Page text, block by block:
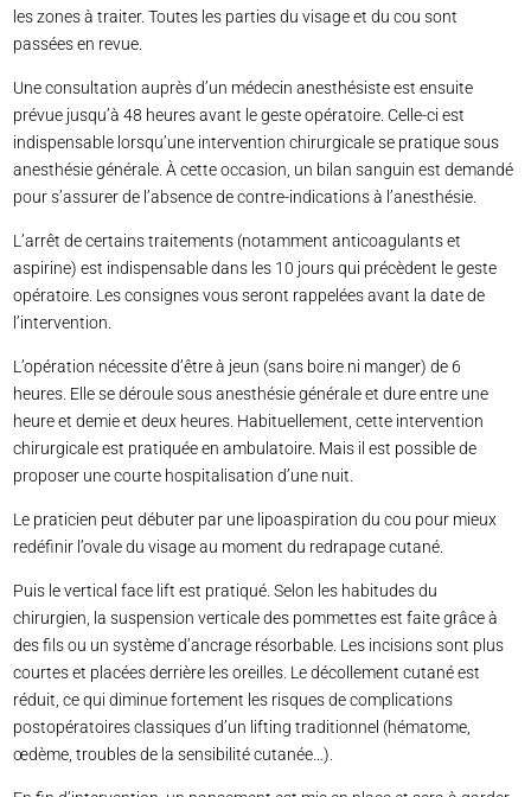
les zones à traiter. Toutes les parties du visage et du cou sont
passées en revue.
Une consultation auprès d’un médecin anesthésiste est ensuite
prévue jusqu’à 48 heures avant le geste opératoire. Celle-ci est
indispensable lorsqu’une intervention chirurgicale se pratique sous
anesthésie générale. À cette occasion, un bilan sanguin est demandé
pour s’assurer de l’absence de contre-indications à l’anesthésie.
L’arrêt de certains traitements (notamment anticoagulants et
aspirine) est indispensable dans les 10 jours qui précèdent le geste
opératoire. Les consignes vous seront rappelées avant la date de
l’intervention.
L’opération nécessite d’être à jeun (sans boire ni manger) de 6
heures. Elle se déroule sous anesthésie générale et dure entre une
heure et demie et deux heures. Habituellement, cette intervention
chirurgicale est pratiquée en ambulatoire. Mais il est possible de
proposer une courte hospitalisation d’une nuit.
Le praticien peut débuter par une lipoaspiration du cou pour mieux
redéfinir l’ovale du visage au moment du redrapage cutané.
Puis le vertical face lift est pratiqué. Selon les habitudes du
chirurgien, la suspension verticale des pommettes est faite grâce à
des fils ou un système d’ancrage résorbable. Les incisions sont plus
courtes et placées derrière les oreilles. Le décollement cutané est
réduit, ce qui diminue fortement les risques de complications
postopératoires classiques d’un lifting traditionnel (hématome,
œdème, troubles de la sensibilité cutanée…).